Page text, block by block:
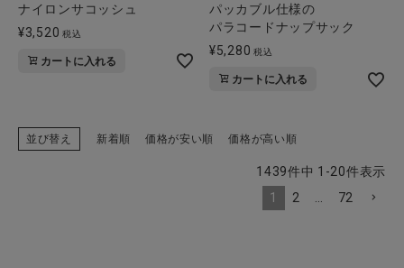
ナイロンサコッシュ
¥3,520 税込
カートに入れる
パッカブル仕様の
パラコードナップサック
¥5,280 税込
カートに入れる
並び替え 新着順 価格が安い順 価格が高い順
1439件中 1 -20件表示
1
2 … 72